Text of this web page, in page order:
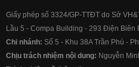
Giấy phép số 3324/GP-TTĐT do Sở
Lầu 5 - Compa Building - 293 Điện Biên
Chi nhánh: Số 5 - Khu 38A Trần Phú -
Chịu trách nhiệm nội dung: Nguyễn